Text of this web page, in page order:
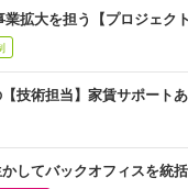
拡大を担う【プロジェク
技術担当】家賃サポート
してバックオフィスを統括